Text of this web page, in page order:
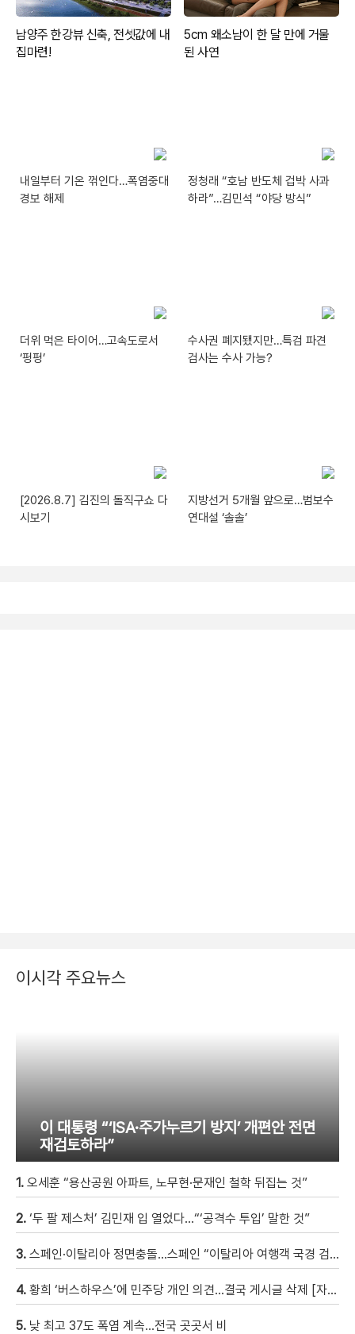
내일부터 기온 꺾인다…폭염중대
경보 해제
정청래 “호남 반도체 겁박 사과
하라”…김민석 “야당 방식”
더위 먹은 타이어…고속도로서
‘펑펑’
수사권 폐지됐지만…특검 파견
검사는 수사 가능?
[2026.8.7] 김진의 돌직구쇼 다
시보기
지방선거 5개월 앞으로…범보수
연대설 ‘솔솔’
이시각 주요뉴스
이 대통령 “‘ISA·주가누르기 방지’ 개편안 전면
재검토하라”
1. 오세훈 “용산공원 아파트, 노무현·문재인 철학 뒤집는 것”
2. ‘두 팔 제스처’ 김민재 입 열었다…“‘공격수 투입’ 말한 것”
3. 스페인·이탈리아 정면충돌…스페인 “이탈리아 여행객 국경 검문할 것”
4. 황희 ‘버스하우스’에 민주당 개인 의견…결국 게시글 삭제 [자막뉴스]
5. 낮 최고 37도 폭염 계속…전국 곳곳서 비